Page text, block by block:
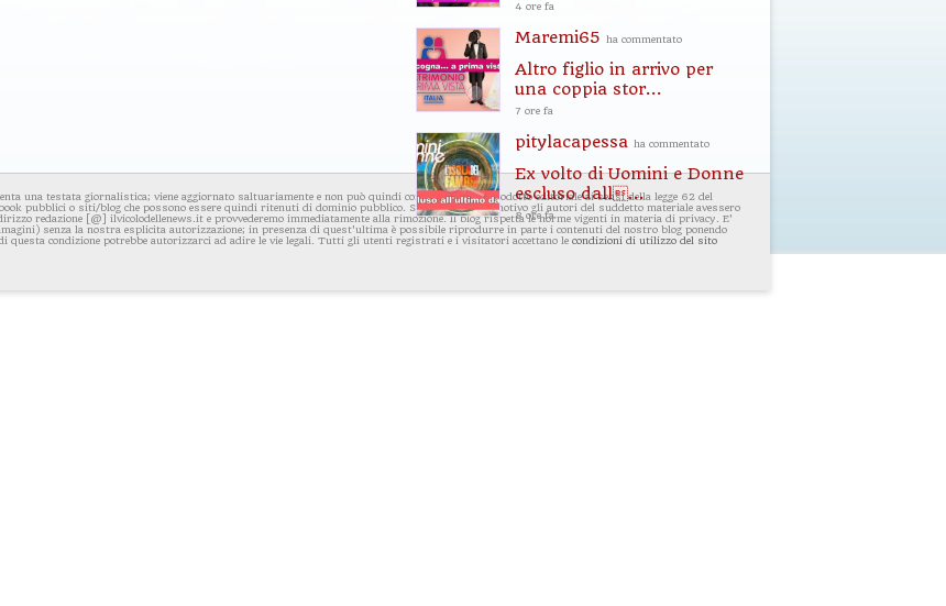
4 ore fa
Maremi65 ha commentato
Altro figlio in arrivo per
una coppia stor...
7 ore fa
pitylacapessa ha commentato
Ex volto di Uomini e Donne
escluso dall...
8 ore fa
una testata giornalistica; viene aggiornato saltuariamente e non può quindi considerarsi un prodotto editoriale ai sensi della legge 62 del
pubblici o siti/blog che possono essere quindi ritenuti di dominio pubblico. Se per qualsiasi motivo gli autori del suddetto materiale avessero
redazione [@] ilvicolodellenews.it e provvederemo immediatamente alla rimozione. Il blog rispetta le norme vigenti in materia di privacy. E'
senza la nostra esplicita autorizzazione; in presenza di quest'ultima è possibile riprodurre in parte i contenuti del nostro blog ponendo
condizione potrebbe autorizzarci ad adire le vie legali. Tutti gli utenti registrati e i visitatori accettano le condizioni di utilizzo del sito